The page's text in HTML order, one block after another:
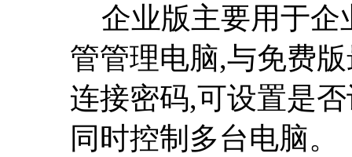
企业版主要用于企
管管理电脑,与免费
连接密码,可设置是
同时控制多台电脑。